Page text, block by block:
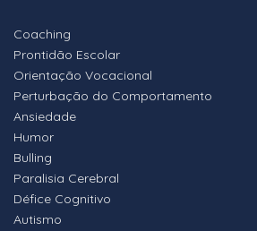
Coaching
Prontidão Escolar
Orientação Vocacional
Perturbação do Comportamento
Ansiedade
Humor
Bulling
Paralisia Cerebral
Défice Cognitivo
Autismo